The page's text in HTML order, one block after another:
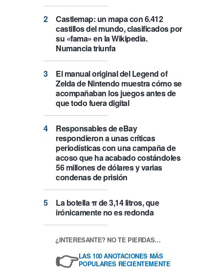
Castlemap: un mapa con 6.412
castillos del mundo, clasificados por
su «fama» en la Wikipedia.
Numancia triunfa
El manual original del Legend of
Zelda de Nintendo muestra cómo se
acompañaban los juegos antes de
que todo fuera digital
Responsables de eBay
respondieron a unas críticas
periodísticas con una campaña de
acoso que ha acabado costándoles
56 millones de dólares y varias
condenas de prisión
La botella π de 3,14 litros, que
irónicamente no es redonda
¿INTERESANTE? NO TE PIERDAS…
👉LAS 100 ANOTACIONES MÁS
POPULARES RECIENTEMENTE